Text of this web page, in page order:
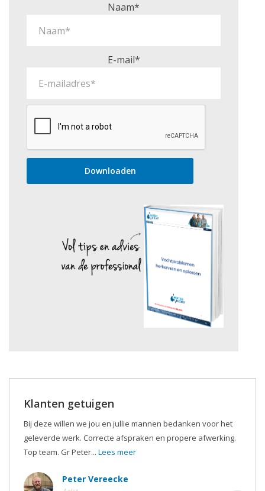
Naam*
E-mail*
Klanten getuigen
Bij deze willen we jou en jullie mannen bedanken voor het
geleverde werk. Correcte afspraken en propere afwerking.
Top team. Gr Peter... Lees meer
Peter Vereecke